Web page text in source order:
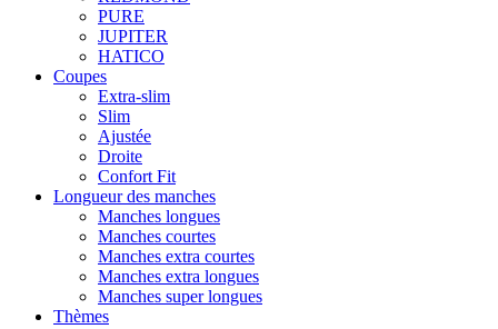
PURE
JUPITER
HATICO
Coupes
Extra-slim
Slim
Ajustée
Droite
Confort Fit
Longueur des manches
Manches longues
Manches courtes
Manches extra courtes
Manches extra longues
Manches super longues
Thèmes